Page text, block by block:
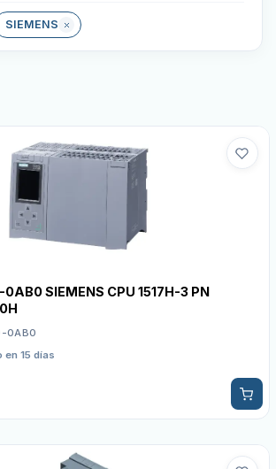
SIEMENS
SIEMENS CPU 1517H-3 PN
0AB0
en 15 días